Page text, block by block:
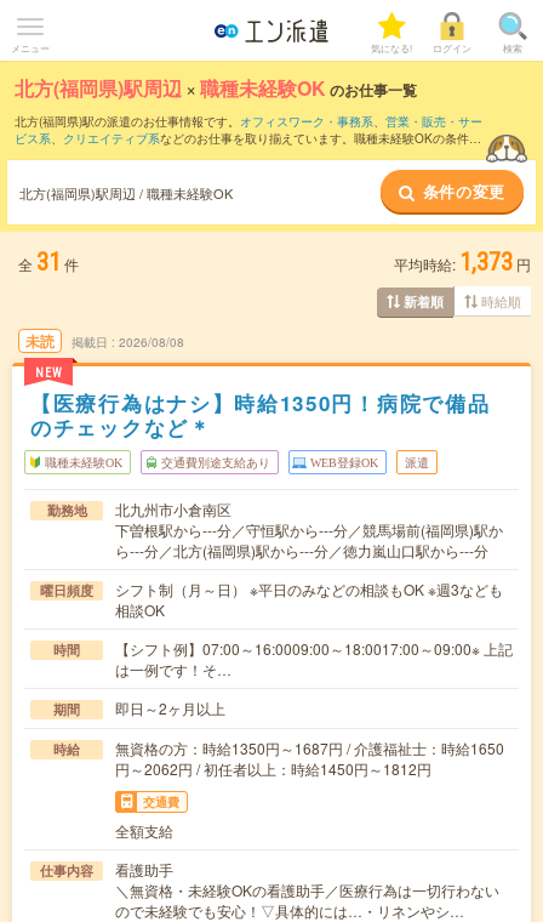
メニュー 気になる! ログイン 検索
北方(福岡県)駅周辺 ×職種未経験OK のお仕事一覧
北方(福岡県)駅の派遣のお仕事情報です。 オフィスワーク・事務系、 営業・販売・サー
ビス系、 クリエイティブ系などのお仕事を取り揃えています。職種未経験OKの条件の
北方(福岡県)駅周辺 / 職種未経験OK 条件の変更
全 31 件 平均時給: 1,373 円
新着順 時給順
未読
NEW
掲載日 2026/08/08
【医療行為はナシ】時給1350円！病院で備品
のチェックなど＊
職種未経験OK 交通費別途支給あり WEB登録OK 派遣
勤務地
北九州市小倉南区
下曽根駅から---分／守恒駅から---分／競馬場前(福岡県)駅か
ら---分／北方(福岡県)駅から---分／徳力嵐山口駅から---分
曜日頻度
シフト制（月～日） ※平日のみなどの相談もOK ※週3なども
相談OK
時間
【シフト例】07:00～16:0009:00～18:0017:00～09:00※ 上記
は一例です！そ…
期間 即日～2ヶ月以上
時給
無資格の方：時給1350円～1687円 / 介護福祉士：時給1650
円～2062円 / 初任者以上：時給1450円～1812円
交通費
全額支給
仕事内容
看護助手
＼無資格・未経験OKの看護助手／医療行為は一切行わない
ので未経験でも安心！▽具体的には…・リネンやシ…